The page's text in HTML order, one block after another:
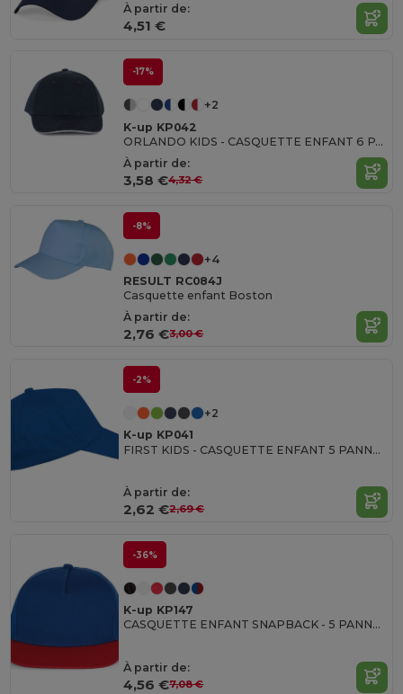
À partir de:
4,51 €
-17%
+2
K-up KP042
ORLANDO KIDS - CASQUETTE ENFANT 6 PANNEAUX
À partir de:
3,58 €4,32 €
-8%
+4
RESULT RC084J
Casquette enfant Boston
À partir de:
2,76 €3,00 €
-2%
+2
K-up KP041
FIRST KIDS - CASQUETTE ENFANT 5 PANNEAUX
À partir de:
2,62 €2,69 €
-36%
K-up KP147
CASQUETTE ENFANT SNAPBACK - 5 PANNEAUX
À partir de:
4,56 €7,08 €